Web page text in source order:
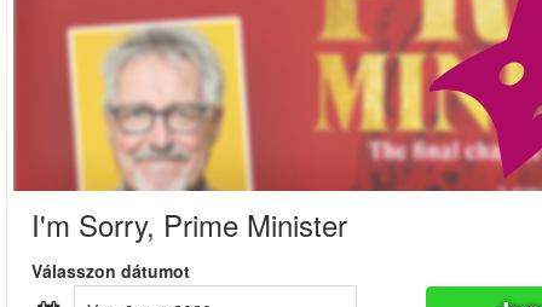
I'm Sorry, Prime Minister
Válasszon dátumot